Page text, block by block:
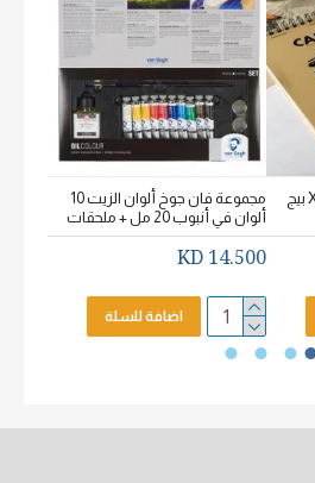
دفتر رسم كانسون سلك XL بيج
مجموعة فان جوخ ألوان الزيت 10
ألوان في أنبوب 20 مل + ملحقات
14.500 KD
اضافة للسلة